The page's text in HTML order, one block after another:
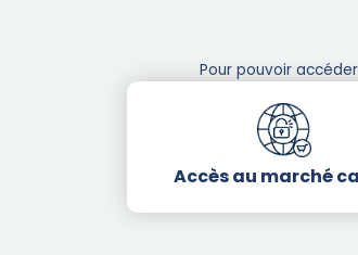
Pour pouvoir
Accès au marché